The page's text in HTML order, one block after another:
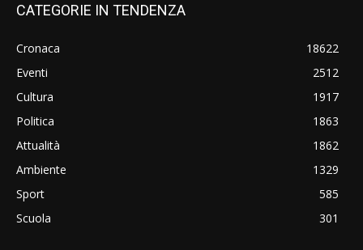
CATEGORIE IN TENDENZA
Cronaca
18622
Eventi
2512
Cultura
1917
Politica
1863
Attualità
1862
Ambiente
1329
Sport
585
Scuola
301